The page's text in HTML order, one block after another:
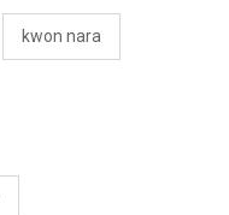
kwon nara